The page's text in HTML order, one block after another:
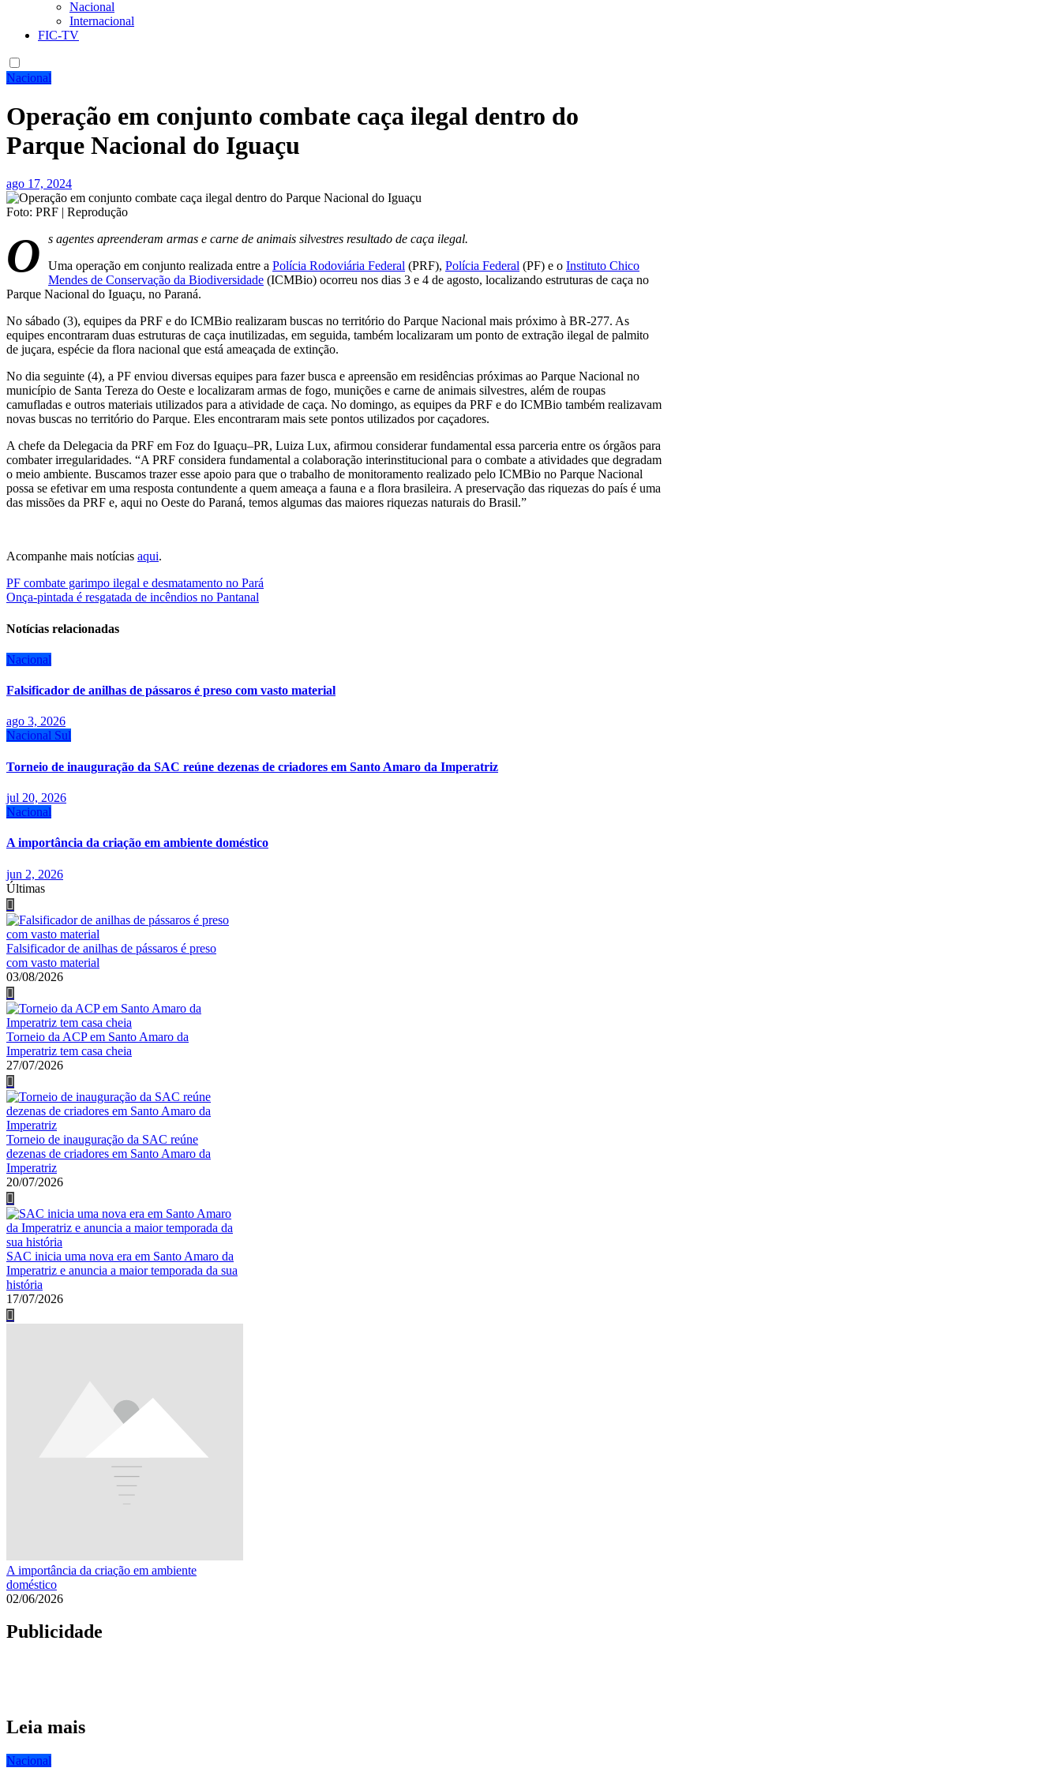
Nacional
Internacional
FIC-TV
Nacional
Operação em conjunto combate caça ilegal dentro do
Parque Nacional do Iguaçu
ago 17, 2024
Foto: PRF | Reprodução
O
s agentes apreenderam armas e carne de animais silvestres resultado de caça ilegal.
Uma operação em conjunto realizada entre a Polícia Rodoviária Federal (PRF), Polícia Federal (PF) e o Instituto Chico
Mendes de Conservação da Biodiversidade (ICMBio) ocorreu nos dias 3 e 4 de agosto, localizando estruturas de caça no
Parque Nacional do Iguaçu, no Paraná.
No sábado (3), equipes da PRF e do ICMBio realizaram buscas no território do Parque Nacional mais próximo à BR-277. As
equipes encontraram duas estruturas de caça inutilizadas, em seguida, também localizaram um ponto de extração ilegal de palmito
de juçara, espécie da flora nacional que está ameaçada de extinção.
No dia seguinte (4), a PF enviou diversas equipes para fazer busca e apreensão em residências próximas ao Parque Nacional no
município de Santa Tereza do Oeste e localizaram armas de fogo, munições e carne de animais silvestres, além de roupas
camufladas e outros materiais utilizados para a atividade de caça. No domingo, as equipes da PRF e do ICMBio também realizavam
novas buscas no território do Parque. Eles encontraram mais sete pontos utilizados por caçadores.
A chefe da Delegacia da PRF em Foz do Iguaçu–PR, Luiza Lux, afirmou considerar fundamental essa parceria entre os órgãos para
combater irregularidades. “A PRF considera fundamental a colaboração interinstitucional para o combate a atividades que degradam
o meio ambiente. Buscamos trazer esse apoio para que o trabalho de monitoramento realizado pelo ICMBio no Parque Nacional
possa se efetivar em uma resposta contundente a quem ameaça a fauna e a flora brasileira. A preservação das riquezas do país é uma
das missões da PRF e, aqui no Oeste do Paraná, temos algumas das maiores riquezas naturais do Brasil.”
Acompanhe mais notícias aqui.
Navegação
de
Post
PF combate garimpo ilegal e desmatamento no Pará
Onça-pintada é resgatada de incêndios no Pantanal
Notícias relacionadas
Nacional
Falsificador de anilhas de pássaros é preso com vasto material
ago 3, 2026
Nacional Sul
Torneio de inauguração da SAC reúne dezenas de criadores em Santo Amaro da Imperatriz
jul 20, 2026
Nacional
A importância da criação em ambiente doméstico
jun 2, 2026
Últimas
Falsificador de anilhas de pássaros é preso
com vasto material
03/08/2026
Torneio da ACP em Santo Amaro da
Imperatriz tem casa cheia
27/07/2026
Torneio de inauguração da SAC reúne
dezenas de criadores em Santo Amaro da
Imperatriz
20/07/2026
SAC inicia uma nova era em Santo Amaro da
Imperatriz e anuncia a maior temporada da sua
história
17/07/2026
A importância da criação em ambiente
doméstico
02/06/2026
Publicidade
Leia mais
Nacional